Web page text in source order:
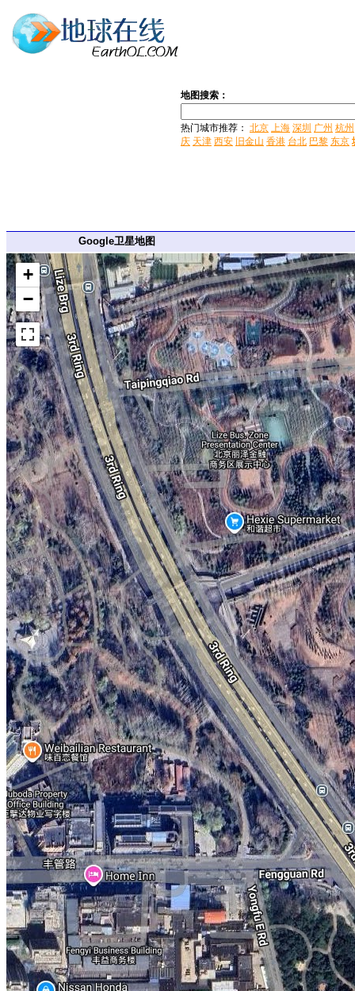
地图搜索：
热门城市推荐： 北京 上海 深圳 广州 杭州
庆 天津 西安 旧金山 香港 台北 巴黎 东京
Google卫星地图
+
−